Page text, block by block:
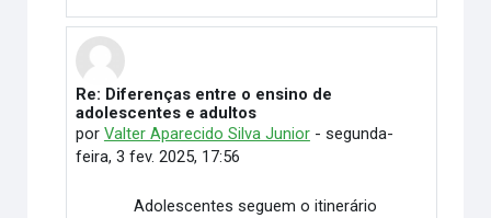
Em resposta à DAIANE APARECIDA SOUZA
Re: Diferenças entre o ensino de
adolescentes e adultos
por Valter Aparecido Silva Junior- segunda-
feira, 3 fev. 2025, 17:56
Adolescentes seguem o itinerário